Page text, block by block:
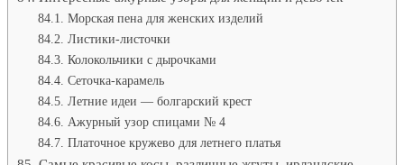
Морская пена для женских изделий
Листики-листочки
Колокольчики с дырочками
Сеточка-карамель
Летние идеи — болгарский крест
Ажурный узор спицами № 4
Платочное кружево для летнего платья